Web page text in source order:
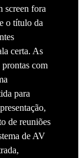
screen fora
o título da
certa. As
prontas com
para
de reuniões
de AV